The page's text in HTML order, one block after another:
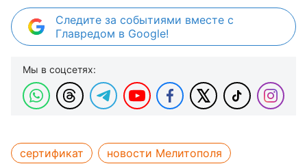
Следите за событиями вместе с
Главредом в Google!
Мы в соцсетях:
сертификат
новости Мелитополя